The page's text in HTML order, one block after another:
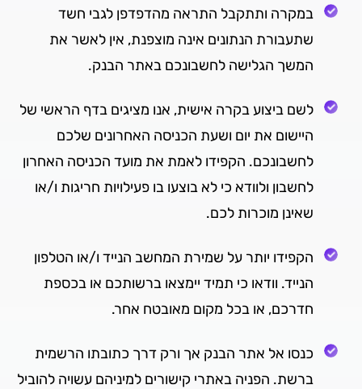
במקרה ותתקבל התראה מהדפדפן לגבי חשד
שתעבורת הנתונים אינה מוצפנת, אין לאשר את
המשך הגלישה לחשבונכם באתר הבנק.
לשם ביצוע בקרה אישית, אנו מציגים בדף הראשי של
היישום את יום ושעת הכניסה האחרונים שלכם
לחשבונכם. הקפידו לאמת את מועד הכניסה האחרון
לחשבון ולוודא כי לא בוצעו בו פעילויות חריגות ו/או
שאינן מוכרות לכם.
הקפידו יותר על שמירת המחשב הנייד ו/או הטלפון
הנייד. וודאו כי תמיד יימצאו ברשותכם או בכספת
חדרכם, או בכל מקום מאובטח אחר.
כנסו אל אתר הבנק אך ורק דרך כתובתו הרשמית
ברשת. הפניה באתרי קישורים למיניהם עשויה להוביל